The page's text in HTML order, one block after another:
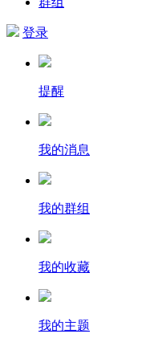
登录
提醒
我的消息
我的群组
我的收藏
我的主题